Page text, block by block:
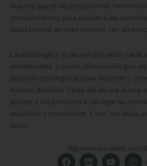
Nuestro papel es proporcionar
conocimientos para ayudar a las
salud mental en este entorno tan
La psicología y la tecnología están cada
entrelazadas, y como ciberpsicólogos,
posición privilegiada para explorar y
nuevos desafíos. Cada día es una nueva
ayudar a las personas a navegar su
saludable y consciente. Y eso, sin duda,
única.
Sígueme en redes
F L Y I